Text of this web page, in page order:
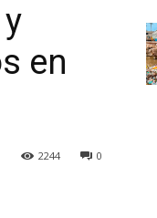
en
0
2244